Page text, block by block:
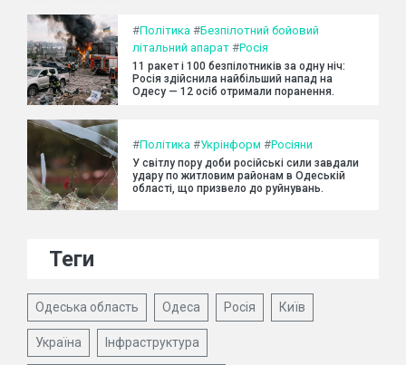
#Політика #Безпілотний бойовий
літальний апарат #Росія
11 ракет і 100 безпілотників за одну ніч:
Росія здійснила найбільший напад на
Одесу — 12 осіб отримали поранення.
#Політика #Укрінформ #Росіяни
У світлу пору доби російські сили завдали
удару по житловим районам в Одеській
області, що призвело до руйнувань.
Теги
Одеська область Одеса Росія Київ
Україна Інфраструктура